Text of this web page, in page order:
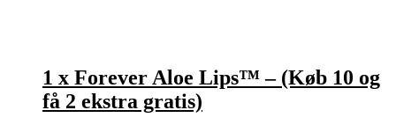
1 x Forever Aloe Lips™ – (Køb 10 og
få 2 ekstra gratis)